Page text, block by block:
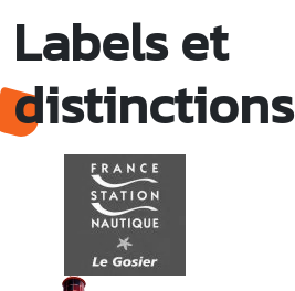
Labels et
distinctions